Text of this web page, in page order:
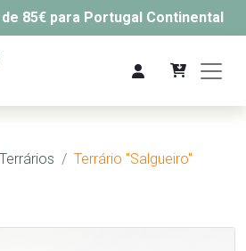
85€ para Portugal Continental
Terrários Terrário "Salgueiro"